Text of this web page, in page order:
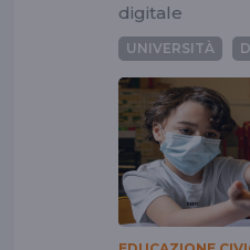
digitale
UNIVERSITÀ